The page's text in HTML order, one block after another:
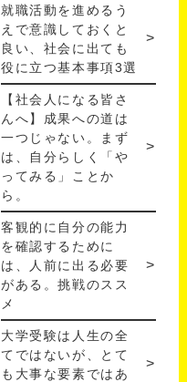
就職活動を進めるう
えで意識しておくと
良い、社会に出ても
役に立つ基本事項3選
【社会人になる皆さ
んへ】成果への道は
一つじゃない。まず
は、自分らしく「や
ってみる」ことか
ら。
客観的に自分の能力
を確認するために
は、人前に出る必要
がある。挑戦のスス
メ
大学受験は人生の全
てではないが、とて
も大事な要素ではあ